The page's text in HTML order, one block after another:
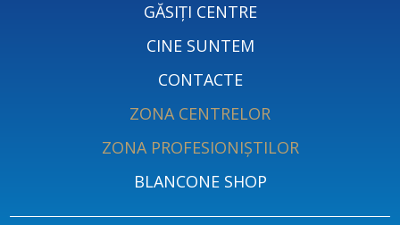
GĂSIȚI CENTRE
CINE SUNTEM
CONTACTE
ZONA CENTRELOR
ZONA PROFESIONIȘTILOR
BLANCONE SHOP